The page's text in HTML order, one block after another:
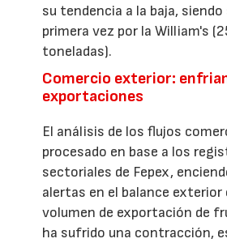
su tendencia a la baja,
primera vez por la William's
toneladas).
Comercio exterior:
exportaciones
El análisis de los flujos
procesado en base a los
sectoriales de Fepex,
alertas en el balance exterior
volumen de exportación de
ha sufrido una contracción,